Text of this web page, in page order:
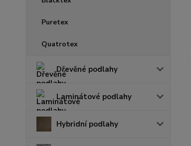
Puretex
Quatrotex
Dřevěné podlahy
Laminátové podlahy
Hybridní podlahy